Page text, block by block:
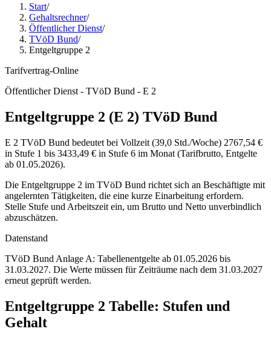
Start/
Gehaltsrechner/
Öffentlicher Dienst/
TVöD Bund/
Entgeltgruppe 2
Tarifvertrag-Online
Öffentlicher Dienst - TVöD Bund - E 2
Entgeltgruppe 2 (E 2) TVöD Bund
E 2 TVöD Bund bedeutet bei Vollzeit (39,0 Std./Woche) 2767,54 €
in Stufe 1 bis 3433,49 € in Stufe 6 im Monat (Tarifbrutto, Entgelte
ab 01.05.2026).
Die Entgeltgruppe 2 im TVöD Bund richtet sich an Beschäftigte mit
angelernten Tätigkeiten, die eine kurze Einarbeitung erfordern.
Stelle Stufe und Arbeitszeit ein, um Brutto und Netto unverbindlich
abzuschätzen.
Datenstand
TVöD Bund Anlage A: Tabellenentgelte ab 01.05.2026 bis
31.03.2027. Die Werte müssen für Zeiträume nach dem 31.03.2027
erneut geprüft werden.
Entgeltgruppe 2 Tabelle: Stufen und
Gehalt